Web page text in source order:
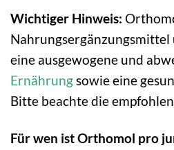
Wichtiger Hinweis:
Nahrungsergänzungsmittel
eine ausgewogene und
Ernährung sowie eine
Bitte beachte die
Für wen ist Orthomol pro